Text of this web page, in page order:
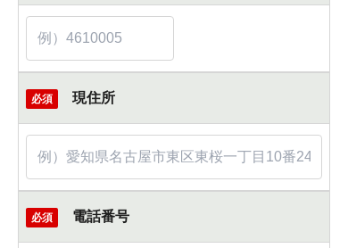
必須 現住所
必須 電話番号